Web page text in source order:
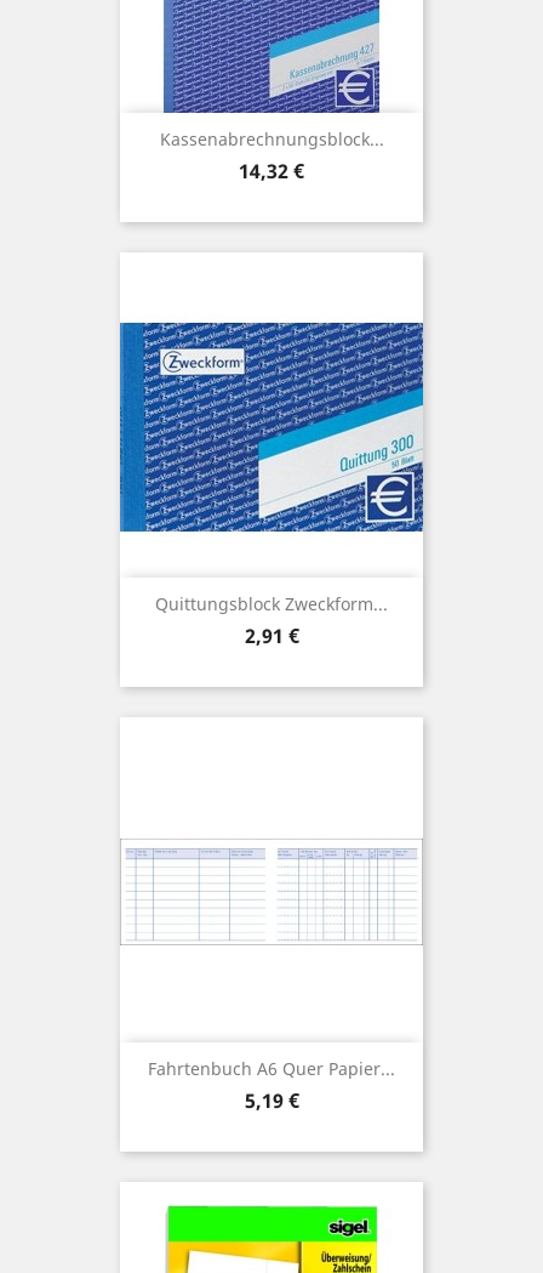
Kassenabrechnungsblock...
Preis
14,32 €
Quittungsblock Zweckform...
Preis
2,91 €
Fahrtenbuch A6 Quer Papier...
Preis
5,19 €